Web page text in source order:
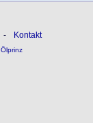
- Kontakt
Ölprinz